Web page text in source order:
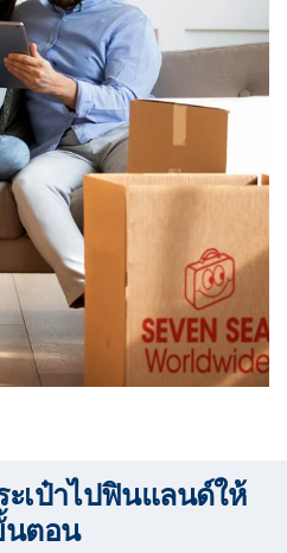
ะเป๋าไปฟินแลนด์ให้
นตอน